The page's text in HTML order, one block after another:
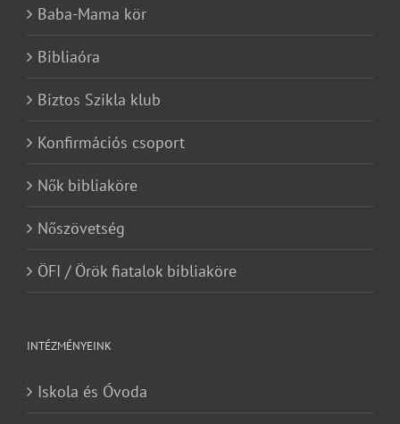
Baba-Mama kör
Bibliaóra
Biztos Szikla klub
Konfirmációs csoport
Nők bibliaköre
Nőszövetség
ÖFI / Örök fiatalok bibliaköre
INTÉZMÉNYEINK
Iskola és Óvoda